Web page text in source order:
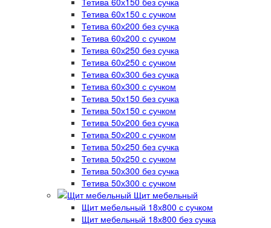
Тетива 60х150 с сучком
Тетива 60х200 без сучка
Тетива 60х200 с сучком
Тетива 60х250 без сучка
Тетива 60х250 с сучком
Тетива 60х300 без сучка
Тетива 60х300 с сучком
Тетива 50х150 без сучка
Тетива 50х150 с сучком
Тетива 50х200 без сучка
Тетива 50х200 с сучком
Тетива 50х250 без сучка
Тетива 50х250 с сучком
Тетива 50х300 без сучка
Тетива 50х300 с сучком
Щит мебельный
Щит мебельный 18х800 с сучком
Щит мебельный 18х800 без сучка